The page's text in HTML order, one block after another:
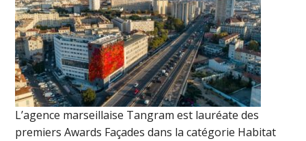
L’agence marseillaise Tangram est lauréate des
premiers Awards Façades dans la catégorie Habitat